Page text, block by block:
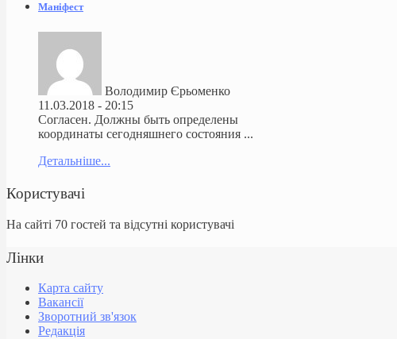
Маніфест
Володимир Єрьоменко
11.03.2018 - 20:15
Согласен. Должны быть определены
координаты сегодняшнего состояния ...
Детальніше...
Користувачі
На сайті 70 гостей та відсутні користувачі
Лінки
Карта сайту
Вакансії
Зворотний зв'язок
Редакція